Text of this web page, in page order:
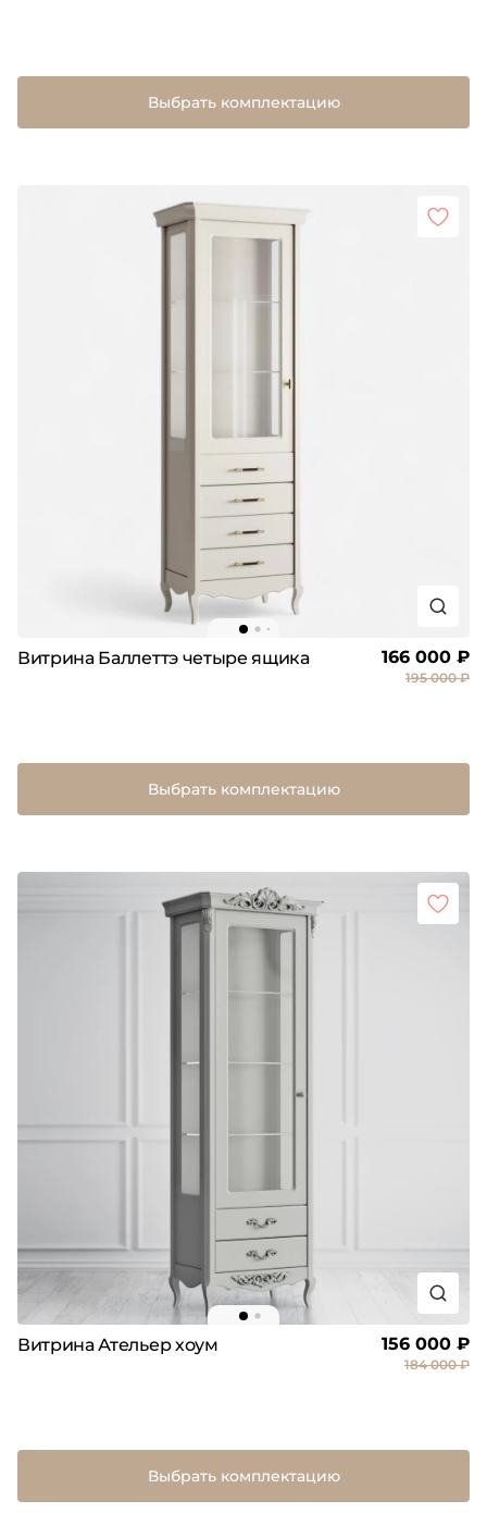
Выбрать комплектацию
Витрина Баллеттэ четыре ящика 166 000 ₽
195 000 ₽
Выбрать комплектацию
Витрина Ательер хоум 156 000 ₽
184 000 ₽
Выбрать комплектацию